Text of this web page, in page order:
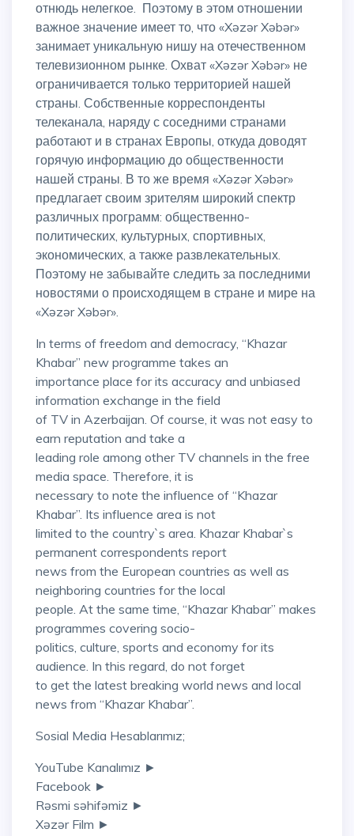
отнюдь нелегкое. Поэтому в этом отношении
важное значение имеет то, что «Xəzər Xəbər»
занимает уникальную нишу на отечественном
телевизионном рынке. Охват «Xəzər Xəbər» не
ограничивается только территорией нашей
страны. Собственные корреспонденты
телеканала, наряду с соседними странами
работают и в странах Европы, откуда доводят
горячую информацию до общественности
нашей страны. В то же время «Xəzər Xəbər»
предлагает своим зрителям широкий спектр
различных программ: общественно-
политических, культурных, спортивных,
экономических, а также развлекательных.
Поэтому не забывайте следить за последними
новостями о происходящем в стране и мире на
«Xəzər Xəbər».
In terms of freedom and democracy, “Khazar
Khabar” new programme takes an
importance place for its accuracy and unbiased
information exchange in the field
of TV in Azerbaijan. Of course, it was not easy to
earn reputation and take a
leading role among other TV channels in the free
media space. Therefore, it is
necessary to note the influence of “Khazar
Khabar”. Its influence area is not
limited to the country`s area. Khazar Khabar`s
permanent correspondents report
news from the European countries as well as
neighboring countries for the local
people. At the same time, “Khazar Khabar” makes
programmes covering socio-
politics, culture, sports and economy for its
audience. In this regard, do not forget
to get the latest breaking world news and local
news from “Khazar Khabar”.
Sosial Media Hesablarımız;
YouTube Kanalımız ►
Facebook ►
Rəsmi səhifəmiz ►
Xəzər Film ►